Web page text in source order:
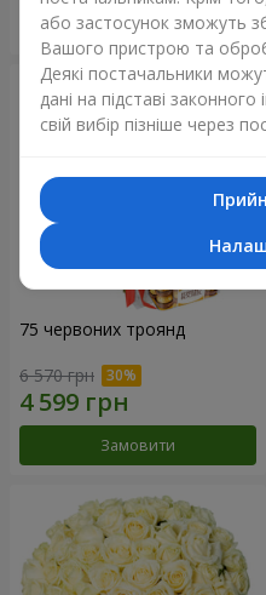
Замовити
75 червоних троянд
6 570 грн
Замовити
або застосунок зможуть
Вашого пристрою та
Деякі постачальники
дані на підставі
свій вибір пізніше через